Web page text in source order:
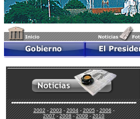
2002-2003-2004-2005-2006-
2007-2008-2009-2010